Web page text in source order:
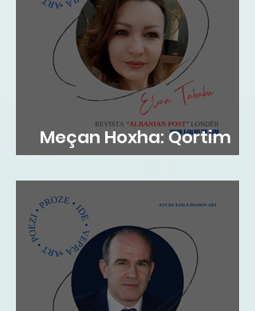
Meçan Hoxha: Qortim
me dashuri